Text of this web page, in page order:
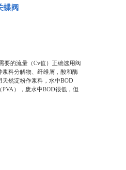
蝶阀
要的流量（Cv值）正确选用阀
料分解物、纤维屑，酸和酶
然淀粉作浆料，水中BOD
），废水中BOD很低，但